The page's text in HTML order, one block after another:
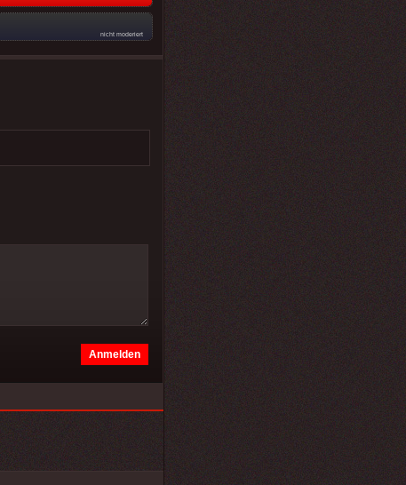
nicht moderiert